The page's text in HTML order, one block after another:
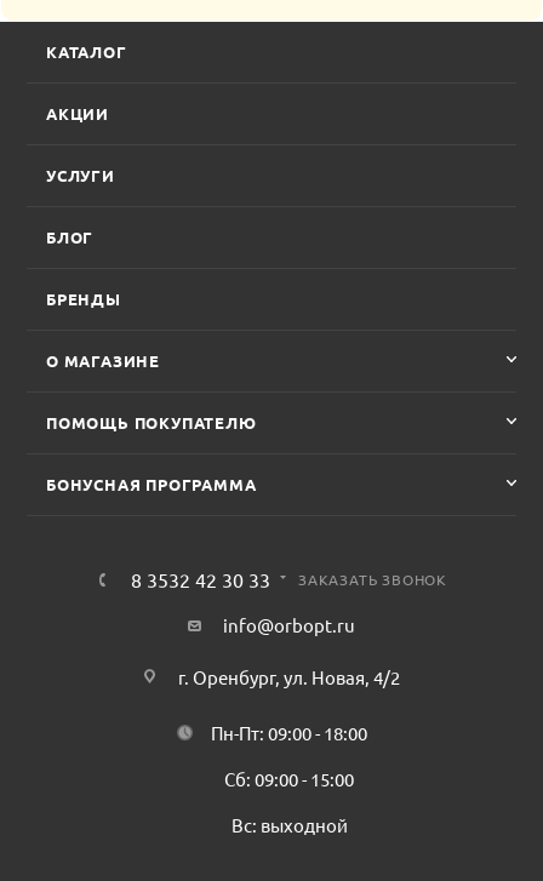
КАТАЛОГ
АКЦИИ
УСЛУГИ
БЛОГ
БРЕНДЫ
О МАГАЗИНЕ
ПОМОЩЬ ПОКУПАТЕЛЮ
БОНУСНАЯ ПРОГРАММА
8 3532 42 30 33 ЗАКАЗАТЬ ЗВОНОК
info@orbopt.ru
г. Оренбург, ул. Новая, 4/2
Пн-Пт: 09:00 - 18:00
Сб: 09:00 - 15:00
Вс: выходной